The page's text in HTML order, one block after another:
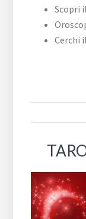
Scopri
Cerchi